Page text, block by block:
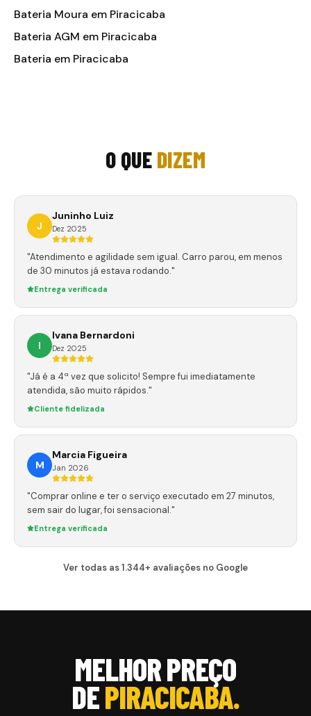
Bateria Moura em Piracicaba
Bateria AGM em Piracicaba
Bateria em Piracicaba
O QUE DIZEM
J
Juninho Luiz
Dez 2025
"Atendimento e agilidade sem igual. Carro parou, em menos
de 30 minutos já estava rodando."
Entrega verificada
I
Ivana Bernardoni
Dez 2025
"Já é a 4ª vez que solicito! Sempre fui imediatamente
atendida, são muito rápidos."
Cliente fidelizada
M
Marcia Figueira
Jan 2026
"Comprar online e ter o serviço executado em 27 minutos,
sem sair do lugar, foi sensacional."
Entrega verificada
Ver todas as 1.344+ avaliações no Google
MELHOR PREÇO
DEPIRACICABA.